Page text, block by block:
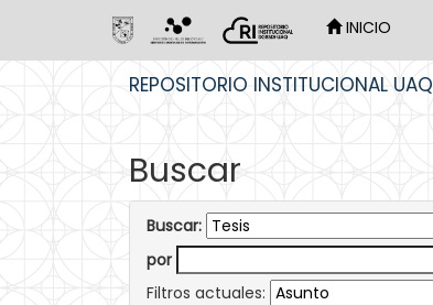
INICIO
REPOSITORIO INSTITUCIONAL UAQ
Buscar
Buscar:
por
Filtros actuales: